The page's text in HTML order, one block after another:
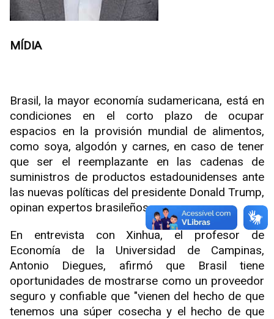
MÍDIA
Brasil, la mayor economía sudamericana, está en
condiciones en el corto plazo de ocupar
espacios en la provisión mundial de alimentos,
como soya, algodón y carnes, en caso de tener
que ser el reemplazante en las cadenas de
suministros de productos estadounidenses ante
las nuevas políticas del presidente Donald Trump,
opinan expertos brasileños.
En entrevista con Xinhua, el profesor de
Economía de la Universidad de Campinas,
Antonio Diegues, afirmó que Brasil tiene
oportunidades de mostrarse como un proveedor
seguro y confiable que "vienen del hecho de que
tenemos una súper cosecha y el hecho de que